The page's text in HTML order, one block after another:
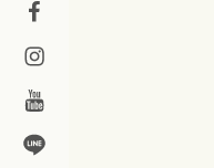
Facebook
Instagram
Youtube
Line